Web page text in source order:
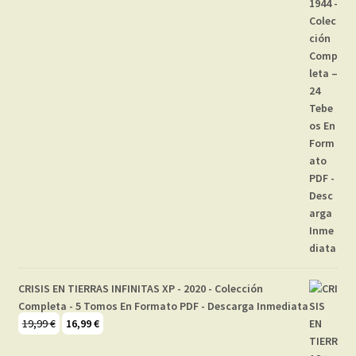
CRISIS EN TIERRAS INFINITAS XP - 2020 - Colección
Completa - 5 Tomos En Formato PDF - Descarga Inmediata
19,99€
El16,99€